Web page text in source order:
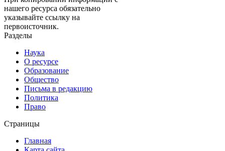
нашего ресурса обязательно
указывайте ссылку на
первоисточник.
Разделы
Наука
О ресурсе
Образование
Общество
Письма в редакцию
Политика
Право
Страницы
Главная